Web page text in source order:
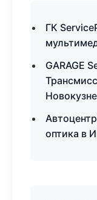
ГК
GARAGE
оптика в